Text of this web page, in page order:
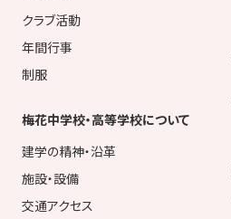
クラブ活動
年間行事
制服
梅花中学校・高等学校について
建学の精神・沿革
施設・設備
交通アクセス